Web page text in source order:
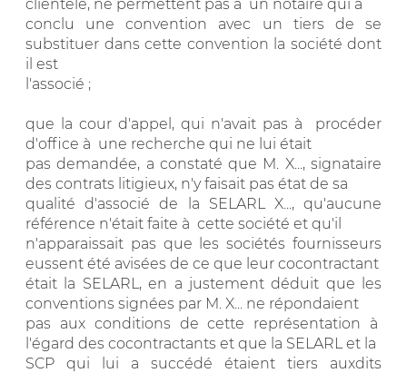
clientèle, ne permettent pas à un notaire qui a
conclu une convention avec un tiers de se
substituer dans cette convention la société dont
il est
l'associé ;
que la cour d'appel, qui n'avait pas à procéder
d'office à une recherche qui ne lui était
pas demandée, a constaté que M. X..., signataire
des contrats litigieux, n'y faisait pas état de sa
qualité d'associé de la SELARL X..., qu'aucune
référence n'était faite à cette société et qu'il
n'apparaissait pas que les sociétés fournisseurs
eussent été avisées de ce que leur cocontractant
était la SELARL, en a justement déduit que les
conventions signées par M. X... ne répondaient
pas aux conditions de cette représentation à
l'égard des cocontractants et que la SELARL et la
SCP qui lui a succédé étaient tiers auxdits